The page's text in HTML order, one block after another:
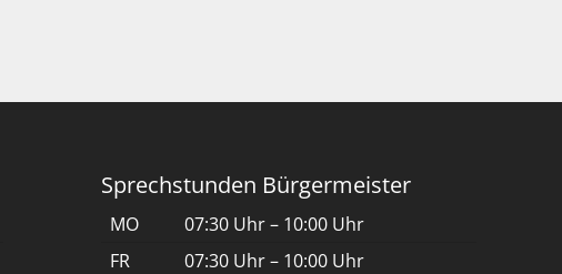
Sprechstunden Bürgermeister
MO
07:30 Uhr – 10:00 Uhr
FR
07:30 Uhr – 10:00 Uhr